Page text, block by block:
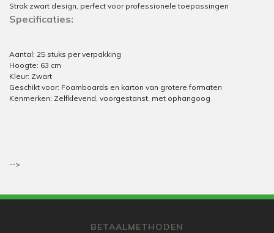
Strak zwart design, perfect voor professionele toepassingen
Specificaties:
Aantal: 25 stuks per verpakking
Hoogte: 63 cm
Kleur: Zwart
Geschikt voor: Foamboards en karton van grotere formaten
Kenmerken: Zelfklevend, voorgestanst, met ophangoog
-->
BETAALMETHODEN